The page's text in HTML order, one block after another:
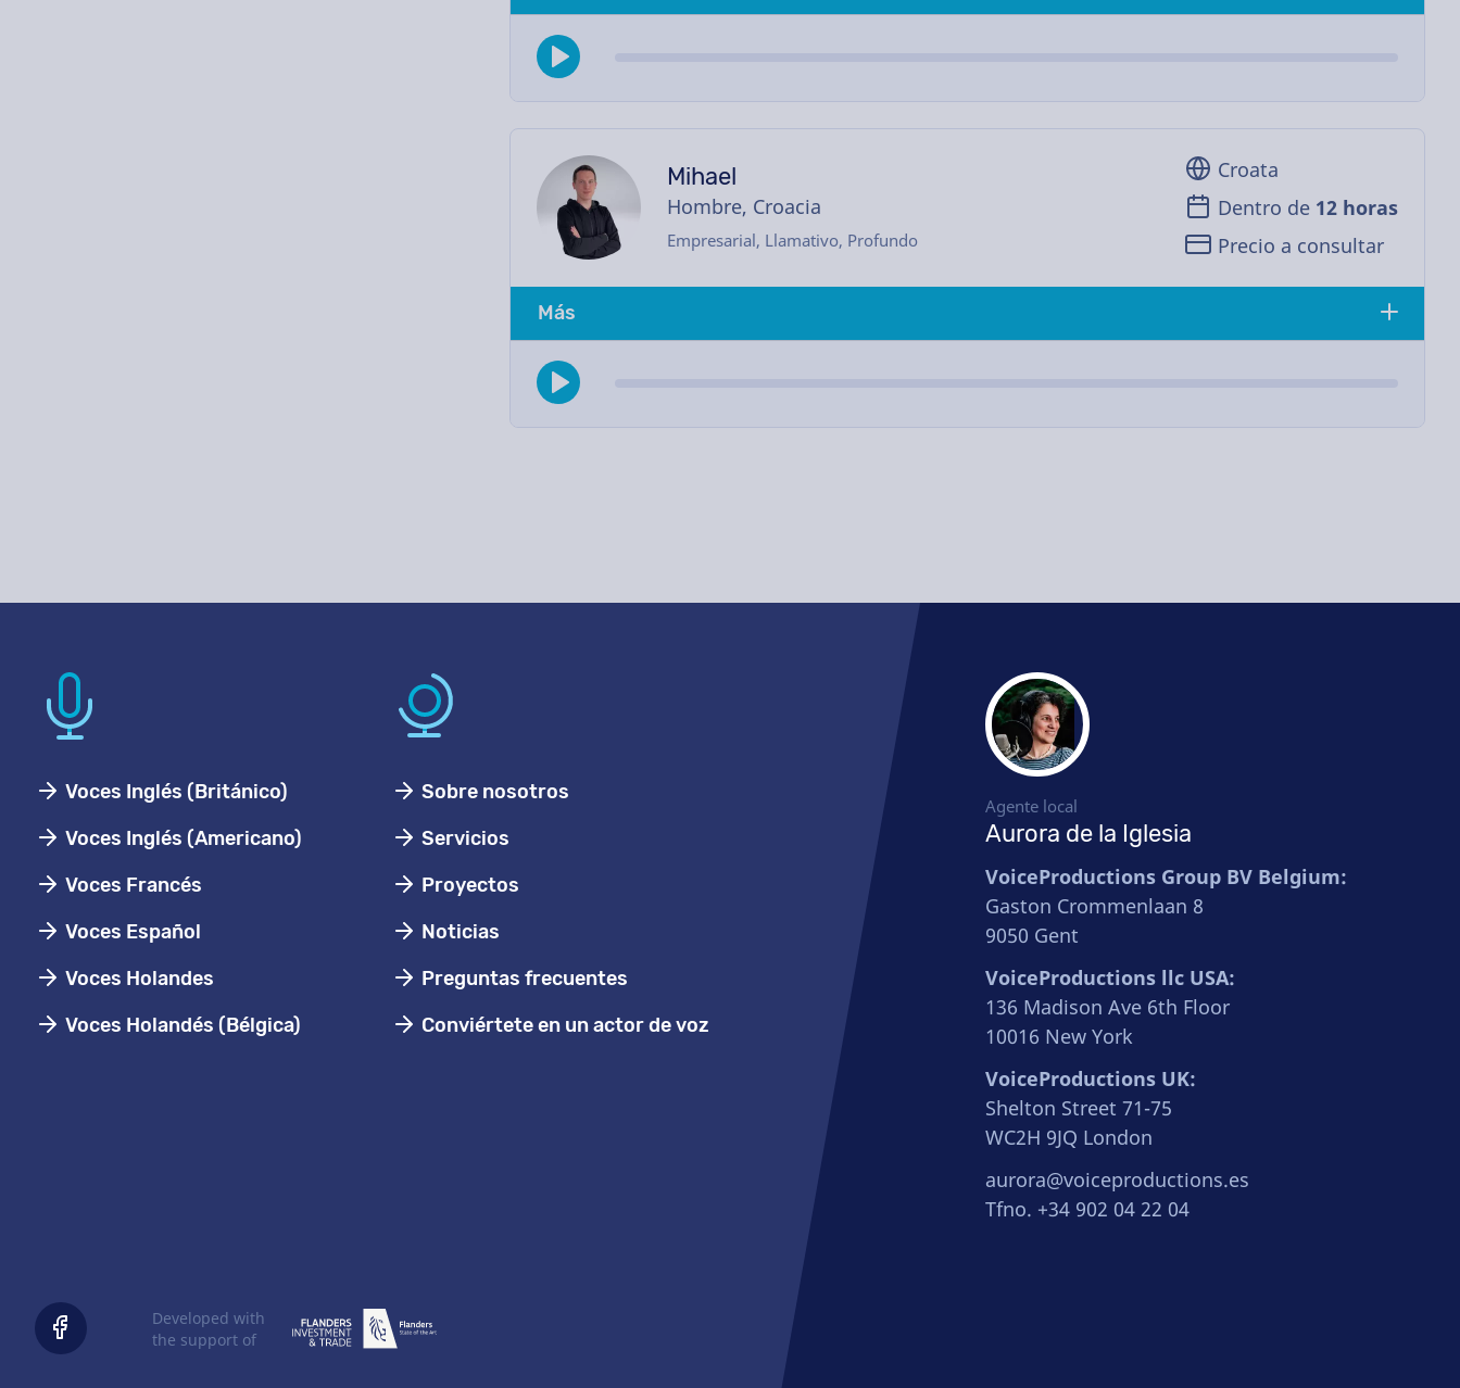
Mihael
Hombre, Croacia
Empresarial, Llamativo, Profundo
Croata
Dentro de 12 horas
Precio a consultar
Más
Voces Inglés (Británico)
Voces Inglés (Americano)
Voces Francés
Voces Español
Voces Holandes
Voces Holandés (Bélgica)
Sobre nosotros
Servicios
Proyectos
Noticias
Preguntas frecuentes
Conviértete en un actor de voz
Agente local
Aurora de la Iglesia
VoiceProductions Group BV Belgium:
Gaston Crommenlaan 8
9050 Gent
VoiceProductions llc USA:
136 Madison Ave 6th Floor
10016 New York
VoiceProductions UK:
Shelton Street 71-75
WC2H 9JQ London
aurora@voiceproductions.es
Tfno. +34 902 04 22 04
Developed with
the support of